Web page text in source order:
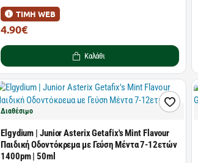
ΤΙΜΗ WEB
4.90€
Καλάθι
Διαθέσιμο
Elgydium | Junior Asterix Getafix's Mint Flavour
Παιδική Οδοντόκρεμα με Γεύση Μέντα 7-12ετών
1400pm | 50ml